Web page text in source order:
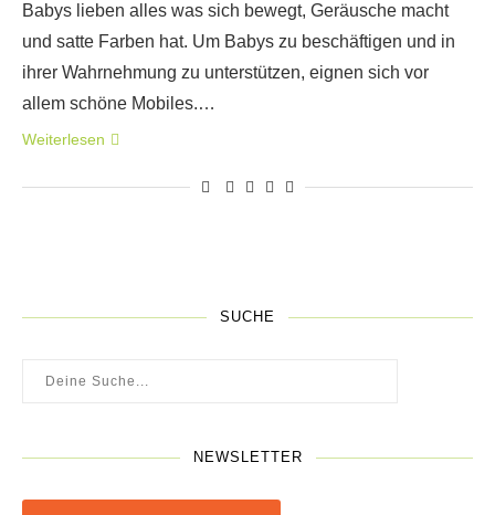
Babys lieben alles was sich bewegt, Geräusche macht
und satte Farben hat. Um Babys zu beschäftigen und in
ihrer Wahrnehmung zu unterstützen, eignen sich vor
allem schöne Mobiles.…
Weiterlesen
SUCHE
NEWSLETTER